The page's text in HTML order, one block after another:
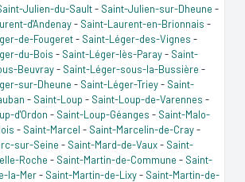
Julien-du-Sault- Saint-Julien-sur-Dheune -
d'Andenay- Saint-Laurent-en-Brionnais -
de-Fougeret- Saint-Léger-des-Vignes -
du-Bois - Saint-Léger-lès-Paray- Saint-
Beuvray- Saint-Léger-sous-la-Bussière -
sur-Dheune - Saint-Léger-Triey- Saint-
- Saint-Loup - Saint-Loup-de-Varennes -
d'Ordon - Saint-Loup-Géanges - Saint-Malo-
- Saint-Marcel - Saint-Marcelin-de-Cray-
sur-Seine - Saint-Mard-de-Vaux- Saint-
Roche - Saint-Martin-de-Commune - Saint-
la-Mer- Saint-Martin-de-Lixy- Saint-Martin-de-